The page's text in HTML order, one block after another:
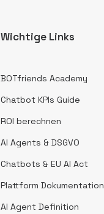
Wichtige Links
BOTfriends Academy
Chatbot KPIs Guide
ROI berechnen
AI Agents & DSGVO
Chatbots & EU AI Act
Plattform Dokumentation
AI Agent Definition